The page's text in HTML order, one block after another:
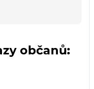
občanů: